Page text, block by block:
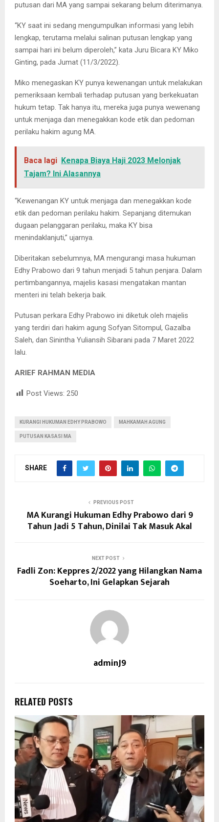
putusan dari MA yang sampai sekarang belum diterimanya.
“KY saat ini sedang mengumpulkan informasi yang lebih
lengkap, terutama melalui salinan putusan lengkap yang
sampai hari ini belum diperoleh,” kata Juru Bicara KY Miko
Ginting, pada Jumat (11/3/2022).
Miko menegaskan KY punya kewenangan untuk melakukan
pemeriksaan kembali terhadap putusan yang berkekuatan
hukum tetap. Tak hanya itu, mereka juga punya wewenang
untuk menjaga dan menegakkan kode etik dan pedoman
perilaku hakim agung MA.
Baca lagi Kenapa Biaya Haji 2023 Melonjak
Tajam? Ini Alasannya
“Kewenangan KY untuk menjaga dan menegakkan kode
etik dan pedoman perilaku hakim. Sepanjang ditemukan
dugaan pelanggaran perilaku, maka KY bisa
menindaklanjuti,” ujarnya.
Diberitakan sebelumnya, MA mengurangi masa hukuman
Edhy Prabowo dari 9 tahun menjadi 5 tahun penjara. Dalam
pertimbangannya, majelis kasasi mengatakan mantan
menteri ini telah bekerja baik.
Putusan perkara Edhy Prabowo ini diketuk oleh majelis
yang terdiri dari hakim agung Sofyan Sitompul, Gazalba
Saleh, dan Sinintha Yuliansih Sibarani pada 7 Maret 2022
lalu.
ARIEF RAHMAN MEDIA
Post Views: 250
KURANGI HUKUMAN EDHY PRABOWO MAHKAMAH AGUNG
PUTUSAN KASASI MA
SHARE
PREVIOUS POST
MA Kurangi Hukuman Edhy Prabowo dari 9
Tahun Jadi 5 Tahun, Dinilai Tak Masuk Akal
NEXT POST
Fadli Zon: Keppres 2/2022 yang Hilangkan Nama
Soeharto, Ini Gelapkan Sejarah
adminJ9
RELATED POSTS